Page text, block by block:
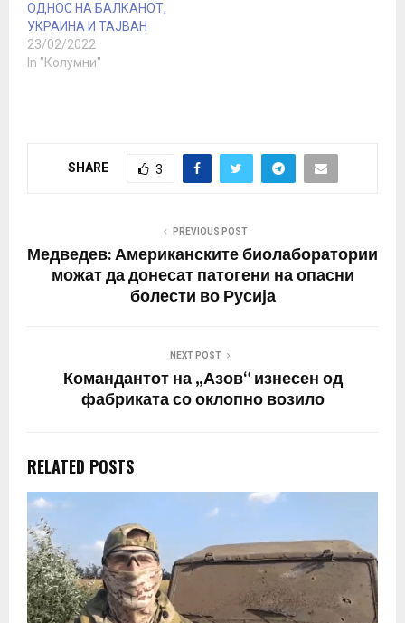
ОДНОС НА БАЛКАНОТ,
УКРАИНА И ТАЈВАН
23/02/2022
In "Колумни"
SHARE 3
PREVIOUS POST
Медведев: Американските биолаборатории
можат да донесат патогени на опасни
болести во Русија
NEXT POST
Командантот на „Азов“ изнесен од
фабриката со оклопно возило
RELATED POSTS